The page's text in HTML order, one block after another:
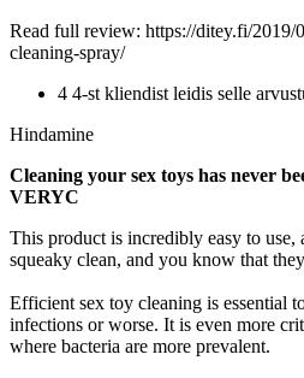
Read full review: https://ditey.fi/2019/
cleaning-spray/
4 4-st kliendist leidis selle
Hindamine
Cleaning your sex toys has never
VERYC
This product is incredibly easy to use,
squeaky clean, and you know that
Efficient sex toy cleaning is essential
infections or worse. It is even more
where bacteria are more prevalent.